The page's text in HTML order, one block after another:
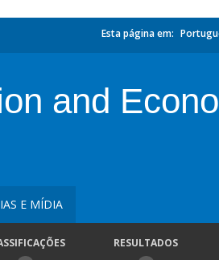
Esta página em:
and
E MÍDIA
RESULTADOS